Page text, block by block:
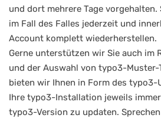
und dort mehrere Tage vorgehalten.
im Fall des Falles jederzeit und
Account komplett wiederherstellen.
Gerne unterstützen wir Sie auch im
und der Auswahl von typo3-
bieten wir Ihnen in Form des typo3-
Ihre typo3-Installation jeweils
typo3-Version zu updaten.